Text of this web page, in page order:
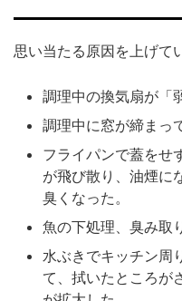
思い当たる原因を上げて
調理中の換気扇が「
調理中に窓が締まっ
フライパンで蓋をせ
が飛び散り、油煙に
臭くなった。
魚の下処理、臭み取
水ぶきでキッチン周
て、拭いたところが